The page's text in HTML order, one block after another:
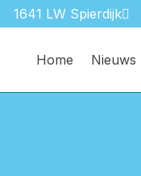
1641 LW Spierdijk
Home Nieuws